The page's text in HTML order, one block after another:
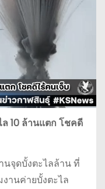
10 ล้านแตก โชคดี
นจุดบั้งตะไลล้าน ที่
านค่ายบั้งตะไล